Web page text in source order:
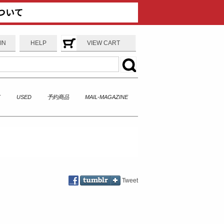
HELP VIEW CART
USED 予約商品 MAIL-MAGAZINE
Tweet